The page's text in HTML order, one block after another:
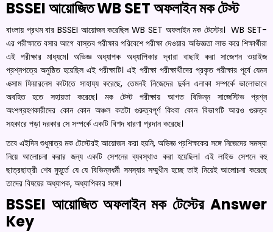
BSSEI আয়োজিত WB SET অফলাইন মক টেস্ট
বাংলায় প্রথম বার BSSEI আয়োজন করেছিল WB SET অফলাইন মক টেস্টের। WB SET-
এর পরীক্ষাতে বসার আগে বাস্তব পরীক্ষার পরিবেশে পরীক্ষা দেওয়ার অভিজ্ঞতা লাভ করে শিক্ষার্থীরা
এই পরীক্ষার মাধ্যমে। অভিজ্ঞ অধ্যাপক অধ্যাপিকার দ্বারা বাছাই করা সাজেশন ওয়াইজ
প্রশ্নপত্রে অনুষ্ঠিত হয়েছিল এই পরীক্ষাটি। এই পরীক্ষা পরীক্ষার্থীদের প্রকৃত পরীক্ষার পূর্বে যেমন
এক্সাম ফিয়ারনেস কাটাতে সাহায্য করেছে, তেমনই নিজেদের দুর্বল এলাকা সম্পর্কে ভালোভাবে
অবহিত হতে সহায়তা করেছে। মক টেস্ট পরীক্ষায় আগত বিভিন্ন সাজেস্টিভ প্রশ্ন
অংশগ্রহণকারীদের কোন কোন অঞ্চল কতটা গুরুত্বপূর্ণ কিংবা কোন বিভাগটি আরও গুরুত্ব
সহকারে পড়া দরকার সে সম্পর্কে একটি বিশদ ধারণা প্রদান করেছে।
তবে এইদিন শুধুমাত্র মক টেস্টেরই আয়োজন করা হয়নি, অভিজ্ঞ প্রশিক্ষকের সঙ্গে নিজেদের সমস্যা
নিয়ে আলোচনা করার জন্য একটি সেশনের ব্যবস্থাও করা হয়েছিল। এই লাইভ সেশনে বহু
ছাত্রছাত্রী শেষ মুহূর্তে যে যে বিভিন্নধর্মী সমস্যার সম্মুখীন হচ্ছে তাই নিয়েই আলোচনা করেছে
তাদের বিষয়ের অধ্যাপক, অধ্যাপিকার সঙ্গে।
BSSEI আয়োজিত অফলাইন মক টেস্টের Answer
Key